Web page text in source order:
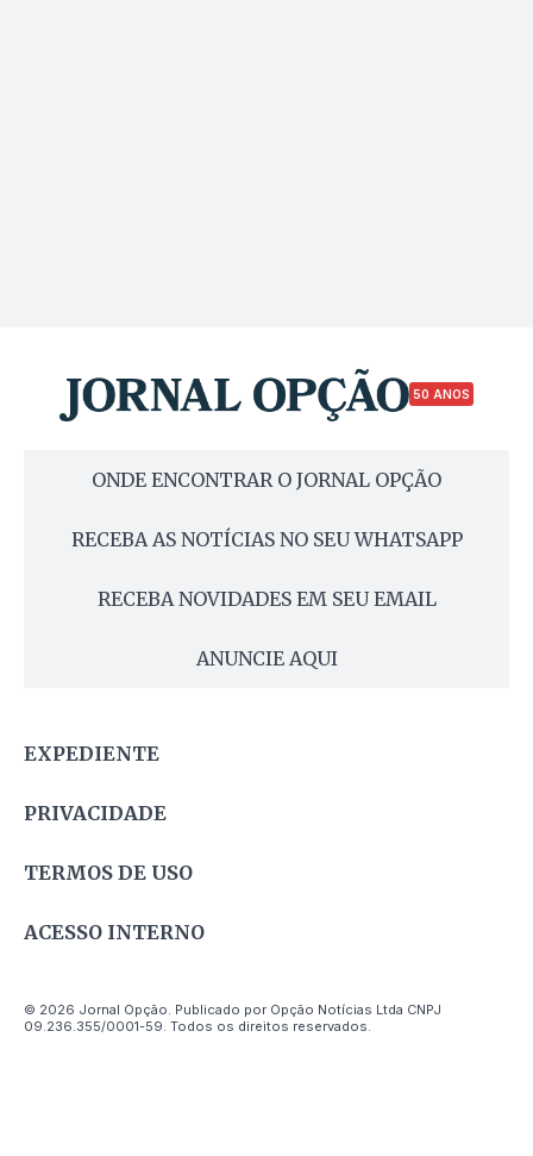
50 ANOS
ONDE ENCONTRAR O JORNAL OPÇÃO
RECEBA AS NOTÍCIAS NO SEU WHATSAPP
RECEBA NOVIDADES EM SEU EMAIL
ANUNCIE AQUI
EXPEDIENTE
PRIVACIDADE
TERMOS DE USO
ACESSO INTERNO
© 2026 Jornal Opção. Publicado por Opção Notícias Ltda CNPJ
09.236.355/0001-59. Todos os direitos reservados.